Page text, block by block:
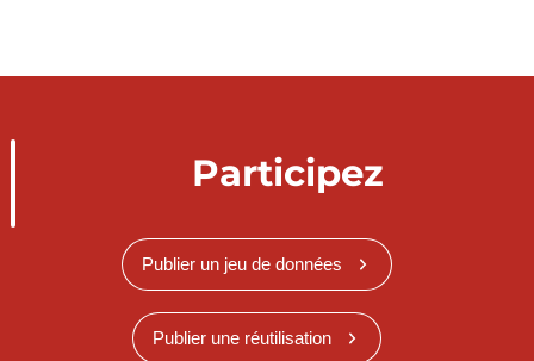
Participez
Publier un jeu de données
Publier une réutilisation